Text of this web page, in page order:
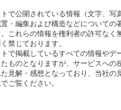
トで公開されている情報（文字、写
置・編集および構造などについての
。これらの情報を権利者の許可なく
禁じております。
トで掲載しているすべての情報やデ
ものとなりますが、サービスへの
見解・感想となっており、当社の
ご覧ください。